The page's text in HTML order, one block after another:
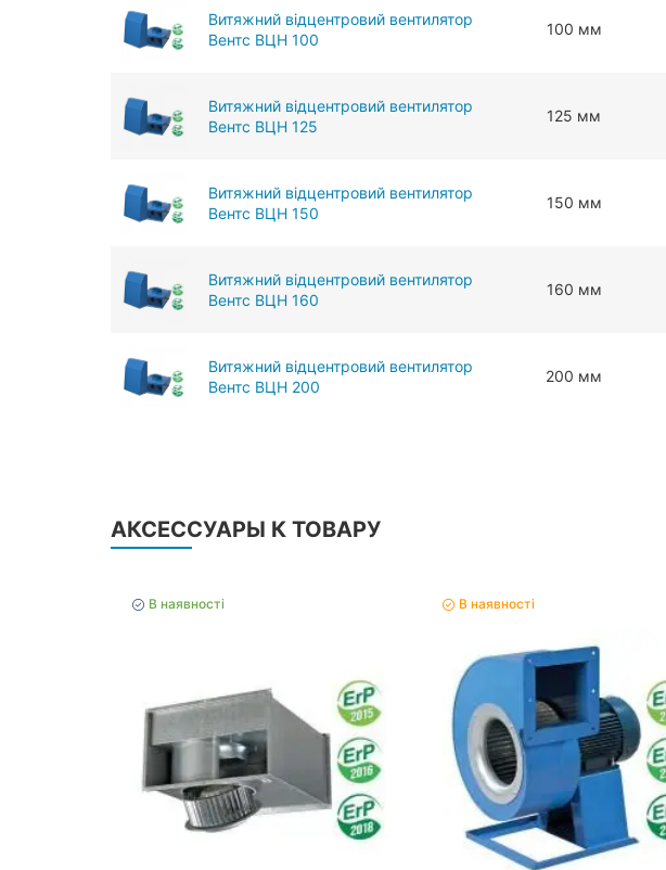
Витяжний відцентровий вентилятор
Вентс ВЦН 100
100 мм
Витяжний відцентровий вентилятор
Вентс ВЦН 125
125 мм
Витяжний відцентровий вентилятор
Вентс ВЦН 150
150 мм
Витяжний відцентровий вентилятор
Вентс ВЦН 160
160 мм
Витяжний відцентровий вентилятор
Вентс ВЦН 200
200 мм
АКСЕССУАРЫ К ТОВАРУ
В наявності В наявності